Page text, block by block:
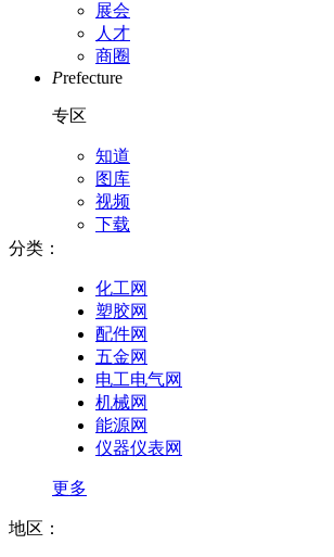
展会
人才
商圈
Prefecture
专区
知道
图库
视频
下载
分类：
化工网
塑胶网
配件网
五金网
电工电气网
机械网
能源网
仪器仪表网
更多
地区：